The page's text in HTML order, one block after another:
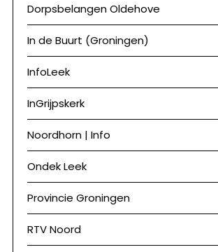
Dorpsbelangen Oldehove
In de Buurt (Groningen)
InfoLeek
InGrijpskerk
Noordhorn | Info
Ondek Leek
Provincie Groningen
RTV Noord